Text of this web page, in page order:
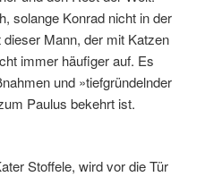
solange Konrad nicht in der
Mann, der mit Katzen
immer häufiger auf. Es
und »tiefgründelnder
Paulus bekehrt ist.
Stoffele, wird vor die Tür